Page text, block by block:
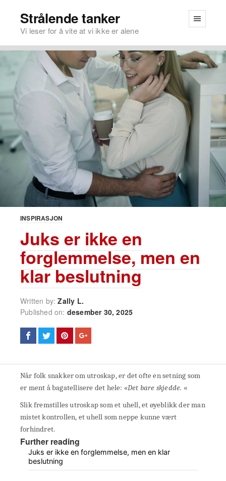
Strålende tanker
Vi leser for å vite at vi ikke er alene
INSPIRASJON
Juks er ikke en
forglemmelse, men en
klar beslutning
Written by:Zally L.
Published on: desember 30, 2025
Når folk snakker om utroskap, er det ofte en setning som
er ment å bagatellisere det hele: «Det bare skjedde. «
Slik fremstilles utroskap som et uhell, et øyeblikk der man
mistet kontrollen, et uhell som neppe kunne vært
forhindret.
Further reading
Juks er ikke en forglemmelse, men en klar
beslutning